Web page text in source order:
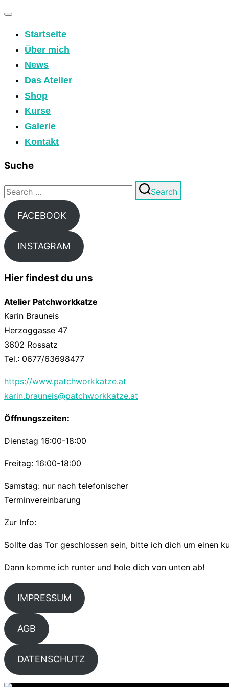
navigation
Startseite
Über mich
News
Das Atelier
Shop
Kurse
Galerie
Kontakt
Suche
Search
for:
Search
FACEBOOK
INSTAGRAM
Hier findest du uns
Atelier Patchworkkatze
Karin Brauneis
Herzoggasse 47
3602 Rossatz
Tel.: 0677/63698477
https://www.patchworkkatze.at
karin.brauneis@patchworkkatze.at
Öffnungszeiten:
Dienstag 16:00-18:00
Freitag: 16:00-18:00
Samstag: nur nach telefonischer
Terminvereinbarung
Zur Info:
Sollte das Tor geschlossen sein, bitte ich dich um einen
Dann komme ich runter und hole dich von unten ab!
IMPRESSUM
AGB
DATENSCHUTZ